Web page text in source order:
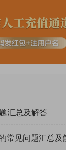
汇总及解答
常见问题汇总及